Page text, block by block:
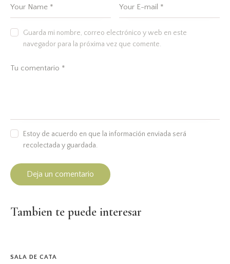
Guarda mi nombre, correo electrónico y web en este
navegador para la próxima vez que comente.
Estoy de acuerdo en que la información enviada será
recolectada y guardada.
Tambien te puede interesar
SALA DE CATA